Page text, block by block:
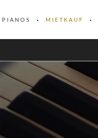
PIANOS MIETKAUF